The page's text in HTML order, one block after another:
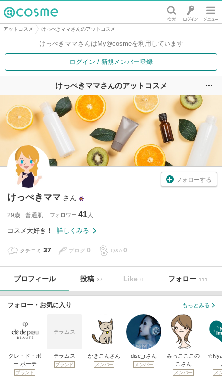
@cosme
アットコスメ けっぺきママさんのアットコスメ
けっぺきママさんは My@cosmeを利用しています
ログイン / 新規メンバー登録
けっぺきママさんのアットコスメ
フォローする
けっぺきママ さん
29歳 普通肌 フォロワー 41
コスメ大好き！ 詳しくみる
クチコミ 37 ブログ 0 Q&A 0
プロフィール 投稿 37 Like 0 フォロー 111
フォロー・お気に入り もっとみる
クレ・ド・ポ
ー ボーテ
ブランド
テラムス
テラムス
ブランド
かきこんさん
メンバー
disc_rさん
メンバー
みっこここの
こさん
メンバー メ